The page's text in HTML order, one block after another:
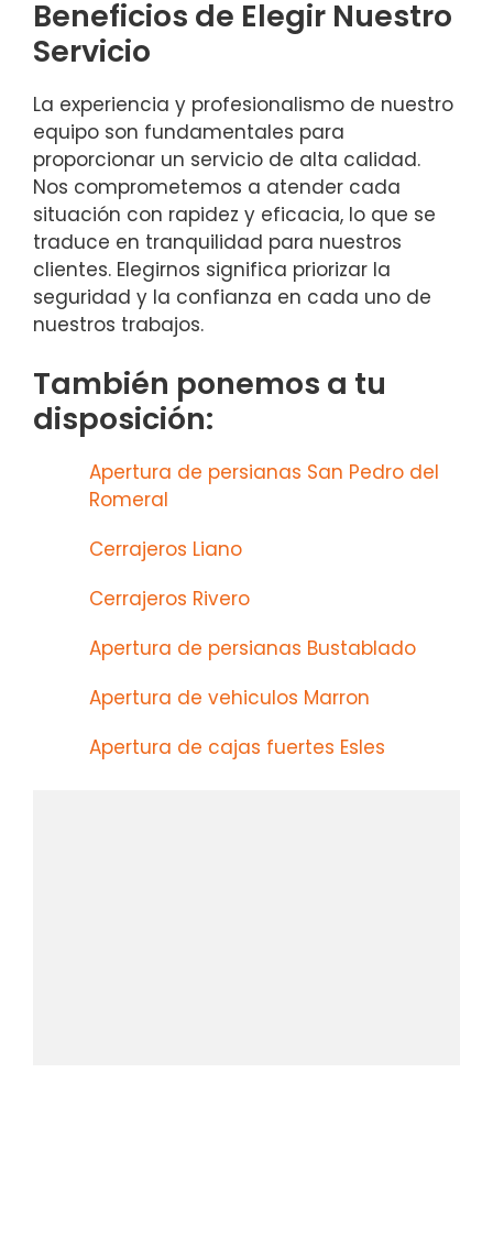
Beneficios de Elegir Nuestro
Servicio
La experiencia y profesionalismo de nuestro
equipo son fundamentales para
proporcionar un servicio de alta calidad.
Nos comprometemos a atender cada
situación con rapidez y eficacia, lo que se
traduce en tranquilidad para nuestros
clientes. Elegirnos significa priorizar la
seguridad y la confianza en cada uno de
nuestros trabajos.
También ponemos a tu
disposición:
Apertura de persianas San Pedro del
Romeral
Cerrajeros Liano
Cerrajeros Rivero
Apertura de persianas Bustablado
Apertura de vehiculos Marron
Apertura de cajas fuertes Esles